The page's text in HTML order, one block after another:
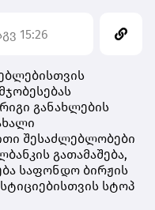
15:26
განახლების
შესაძლებლობები
გათამაშება,
საფონდო ბირჟის
სტოპ